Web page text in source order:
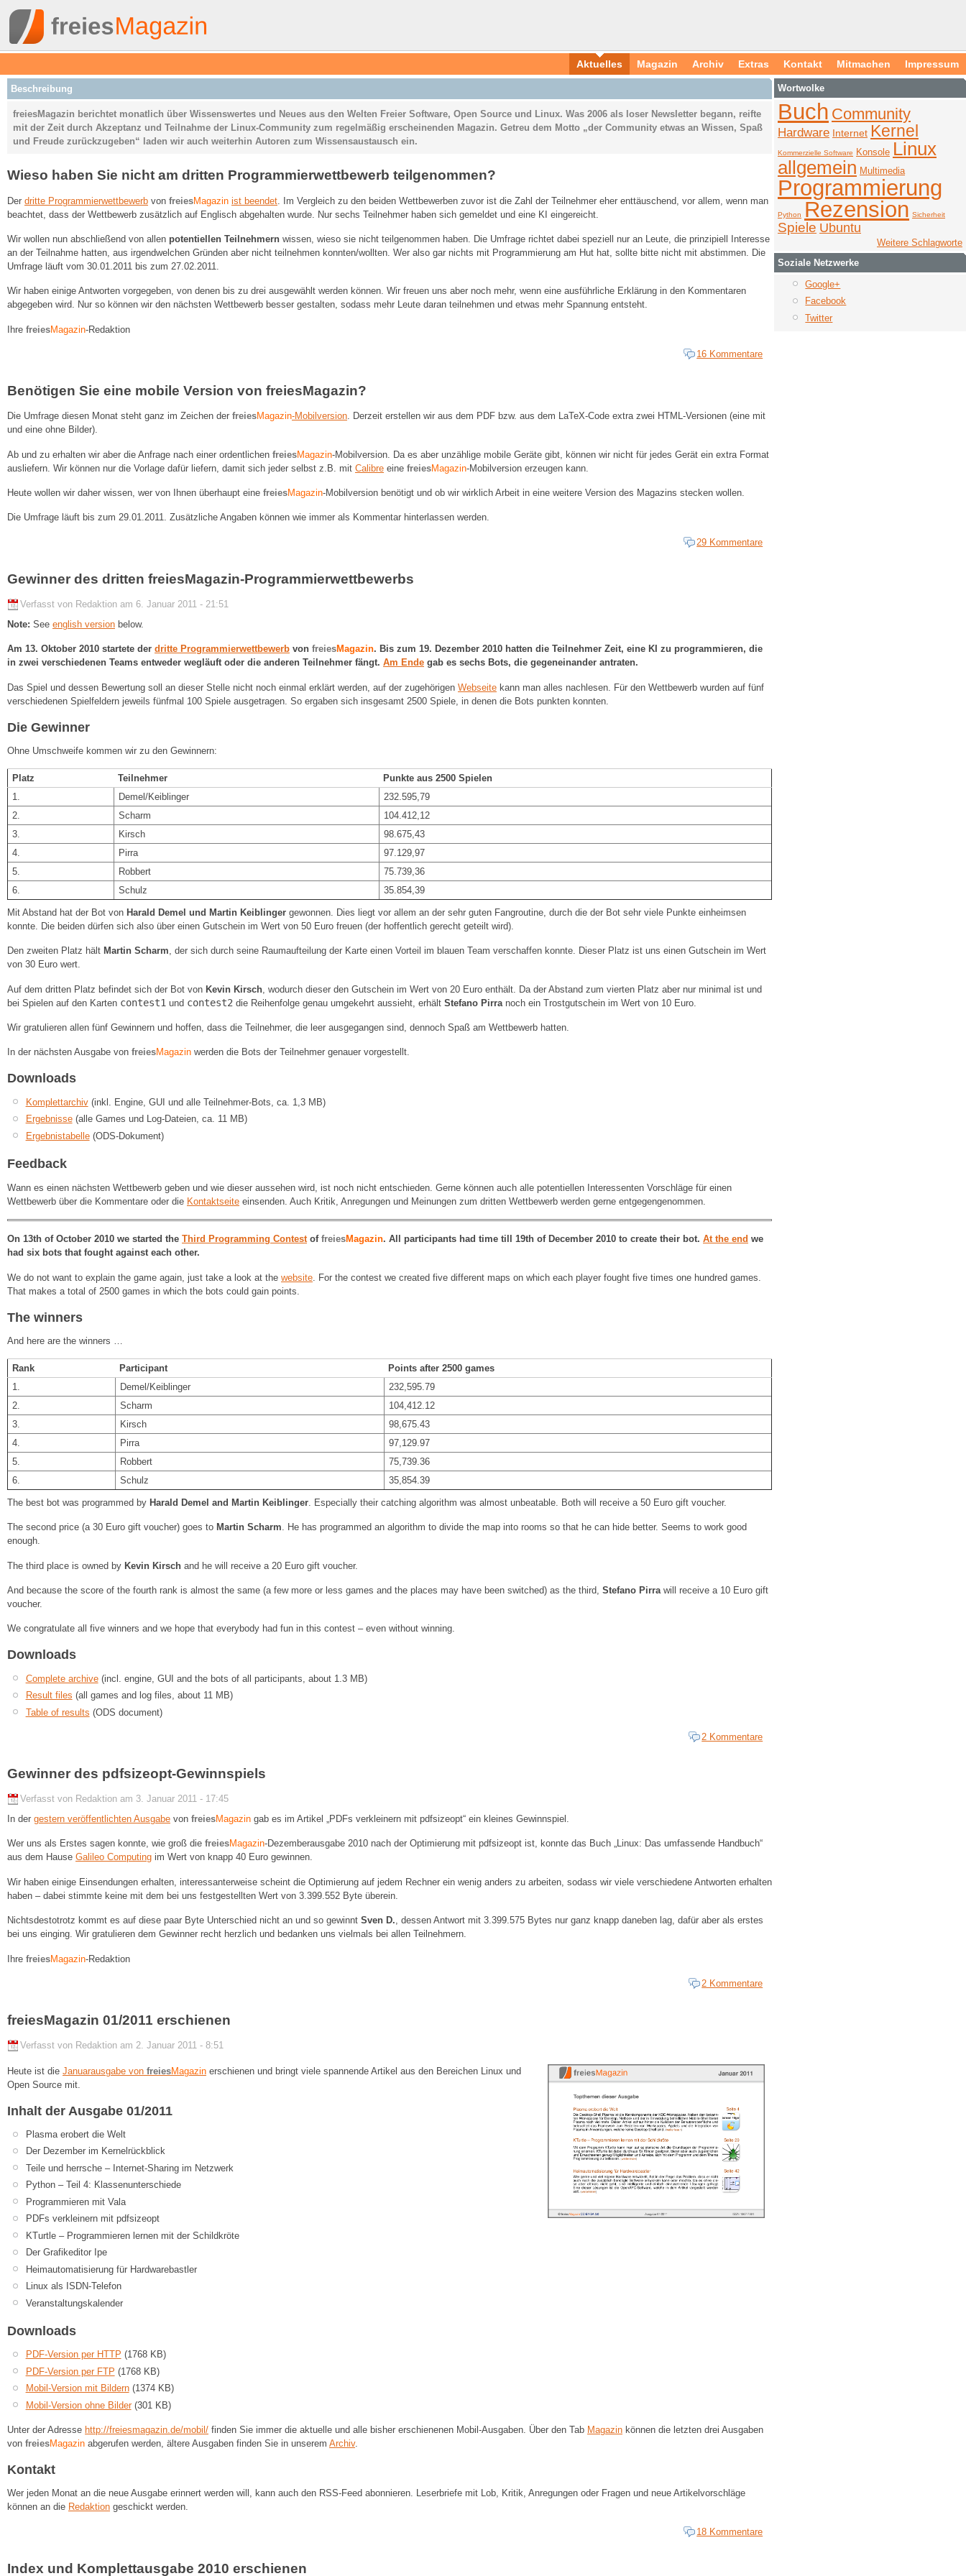
Aktuelles Magazin Archiv Extras Kontakt Mitmachen Impressum
Beschreibung
freiesMagazin berichtet monatlich über Wissenswertes und Neues aus den Welten Freier Software, Open Source und Linux. Was 2006 als loser Newsletter begann, reifte
mit der Zeit durch Akzeptanz und Teilnahme der Linux-Community zum regelmäßig erscheinenden Magazin. Getreu dem Motto „der Community etwas an Wissen, Spaß
und Freude zurückzugeben“ laden wir auch weiterhin Autoren zum Wissensaustausch ein.
Wieso haben Sie nicht am dritten Programmierwettbewerb teilgenommen?
Der dritte Programmierwettbewerb von freiesMagazin ist beendet . Im Vergleich zu den beiden Wettbewerben zuvor ist die Zahl der Teilnehmer eher enttäuschend, vor allem, wenn man
beachtet, dass der Wettbewerb zusätzlich auf Englisch abgehalten wurde. Nur sechs Teilnehmer haben sich gemeldet und eine KI eingereicht.
Wir wollen nun abschließend von allen potentiellen Teilnehmern wissen, wieso sie nicht teilgenommen haben. Die Umfrage richtet dabei speziell nur an Leute, die prinzipiell Interesse
an der Teilnahme hatten, aus irgendwelchen Gründen aber nicht teilnehmen konnten/wollten. Wer also gar nichts mit Programmierung am Hut hat, sollte bitte nicht mit abstimmen. Die
Umfrage läuft vom 30.01.2011 bis zum 27.02.2011.
Wir haben einige Antworten vorgegeben, von denen bis zu drei ausgewählt werden können. Wir freuen uns aber noch mehr, wenn eine ausführliche Erklärung in den Kommentaren
abgegeben wird. Nur so können wir den nächsten Wettbewerb besser gestalten, sodass mehr Leute daran teilnehmen und etwas mehr Spannung entsteht.
Ihre freiesMagazin-Redaktion
16 Kommentare
Benötigen Sie eine mobile Version von freiesMagazin?
Die Umfrage diesen Monat steht ganz im Zeichen der freiesMagazin-Mobilversion. Derzeit erstellen wir aus dem PDF bzw. aus dem LaTeX-Code extra zwei HTML-Versionen (eine mit
und eine ohne Bilder).
Ab und zu erhalten wir aber die Anfrage nach einer ordentlichen freiesMagazin-Mobilversion. Da es aber unzählige mobile Geräte gibt, können wir nicht für jedes Gerät ein extra Format
ausliefern. Wir können nur die Vorlage dafür liefern, damit sich jeder selbst z.B. mit Calibre eine freiesMagazin-Mobilversion erzeugen kann.
Heute wollen wir daher wissen, wer von Ihnen überhaupt eine freiesMagazin-Mobilversion benötigt und ob wir wirklich Arbeit in eine weitere Version des Magazins stecken wollen.
Die Umfrage läuft bis zum 29.01.2011. Zusätzliche Angaben können wie immer als Kommentar hinterlassen werden.
29 Kommentare
Gewinner des dritten freiesMagazin-Programmierwettbewerbs
Verfasst von Redaktion am 6. Januar 2011 - 21:51
Note: See english version below.
Am 13. Oktober 2010 startete der dritte Programmierwettbewerb von freiesMagazin. Bis zum 19. Dezember 2010 hatten die Teilnehmer Zeit, eine KI zu programmieren, die
in zwei verschiedenen Teams entweder wegläuft oder die anderen Teilnehmer fängt. Am Ende gab es sechs Bots, die gegeneinander antraten.
Das Spiel und dessen Bewertung soll an dieser Stelle nicht noch einmal erklärt werden, auf der zugehörigen Webseite kann man alles nachlesen. Für den Wettbewerb wurden auf fünf
verschiedenen Spielfeldern jeweils fünfmal 100 Spiele ausgetragen. So ergaben sich insgesamt 2500 Spiele, in denen die Bots punkten konnten.
Die Gewinner
Ohne Umschweife kommen wir zu den Gewinnern:
Platz Teilnehmer
Punkte aus 2500 Spielen
1.
Demel/Keiblinger
232.595,79
2.
Scharm
104.412,12
3.
Kirsch
98.675,43
4.
Pirra
97.129,97
5.
Robbert
75.739,36
6.
Schulz 35.854,39
Mit Abstand hat der Bot von Harald Demel und Martin Keiblinger gewonnen. Dies liegt vor allem an der sehr guten Fangroutine, durch die der Bot sehr viele Punkte einheimsen
konnte. Die beiden dürfen sich also über einen Gutschein im Wert von 50 Euro freuen (der hoffentlich gerecht geteilt wird).
Den zweiten Platz hält Martin Scharm, der sich durch seine Raumaufteilung der Karte einen Vorteil im blauen Team verschaffen konnte. Dieser Platz ist uns einen Gutschein im Wert
von 30 Euro wert.
Auf dem dritten Platz befindet sich der Bot von Kevin Kirsch , wodurch dieser den Gutschein im Wert von 20 Euro enthält. Da der Abstand zum vierten Platz aber nur minimal ist und
bei Spielen auf den Karten contest1 und contest2 die Reihenfolge genau umgekehrt aussieht, erhält Stefano Pirra noch ein Trostgutschein im Wert von 10 Euro.
Wir gratulieren allen fünf Gewinnern und hoffen, dass die Teilnehmer, die leer ausgegangen sind, dennoch Spaß am Wettbewerb hatten.
In der nächsten Ausgabe von freiesMagazin werden die Bots der Teilnehmer genauer vorgestellt.
Downloads
Komplettarchiv(inkl. Engine, GUI und alle Teilnehmer-Bots, ca. 1,3 MB)
Ergebnisse(alle Games und Log-Dateien, ca. 11 MB)
Ergebnistabelle(ODS-Dokument)
Feedback
Wann es einen nächsten Wettbewerb geben und wie dieser aussehen wird, ist noch nicht entschieden. Gerne können auch alle potentiellen Interessenten Vorschläge für einen
Wettbewerb über die Kommentare oder die Kontaktseite einsenden. Auch Kritik, Anregungen und Meinungen zum dritten Wettbewerb werden gerne entgegengenommen.
On 13th of October 2010 we started the Third Programming Contestof freiesMagazin. All participants had time till 19th of December 2010 to create their bot. At the end we
had six bots that fought against each other.
We do not want to explain the game again, just take a look at the website . For the contest we created five different maps on which each player fought five times one hundred games.
That makes a total of 2500 games in which the bots could gain points.
The winners
And here are the winners …
Rank Participant
Points after 2500 games
1.
Demel/Keiblinger
232,595.79
2.
Scharm
104,412.12
3.
Kirsch
98,675.43
4.
Pirra
97,129.97
5.
Robbert
75,739.36
6.
Schulz 35,854.39
The best bot was programmed by Harald Demel and Martin Keiblinger. Especially their catching algorithm was almost unbeatable. Both will receive a 50 Euro gift voucher.
The second price (a 30 Euro gift voucher) goes to Martin Scharm. He has programmed an algorithm to divide the map into rooms so that he can hide better. Seems to work good
enough.
The third place is owned by Kevin Kirsch and he will receive a 20 Euro gift voucher.
And because the score of the fourth rank is almost the same (a few more or less games and the places may have been switched) as the third, Stefano Pirrawill receive a 10 Euro gift
voucher.
We congratulate all five winners and we hope that everybody had fun in this contest – even without winning.
Downloads
Complete archive(incl. engine, GUI and the bots of all participants, about 1.3 MB)
Result files (all games and log files, about 11 MB)
Table of results (ODS document)
2 Kommentare
Gewinner des pdfsizeopt-Gewinnspiels
Verfasst von Redaktion am 3. Januar 2011 - 17:45
In der gestern veröffentlichten Ausgabe von freiesMagazin gab es im Artikel „PDFs verkleinern mit pdfsizeopt“ ein kleines Gewinnspiel.
Wer uns als Erstes sagen konnte, wie groß die freiesMagazin-Dezemberausgabe 2010 nach der Optimierung mit pdfsizeopt ist, konnte das Buch „Linux: Das umfassende Handbuch“
aus dem Hause Galileo Computing im Wert von knapp 40 Euro gewinnen.
Wir haben einige Einsendungen erhalten, interessanterweise scheint die Optimierung auf jedem Rechner ein wenig anders zu arbeiten, sodass wir viele verschiedene Antworten erhalten
haben – dabei stimmte keine mit dem bei uns festgestellten Wert von 3.399.552 Byte überein.
Nichtsdestotrotz kommt es auf diese paar Byte Unterschied nicht an und so gewinnt Sven D., dessen Antwort mit 3.399.575 Bytes nur ganz knapp daneben lag, dafür aber als erstes
bei uns einging. Wir gratulieren dem Gewinner recht herzlich und bedanken uns vielmals bei allen Teilnehmern.
Ihre freiesMagazin-Redaktion
2 Kommentare
freiesMagazin 01/2011 erschienen
Verfasst von Redaktion am 2. Januar 2011 - 8:51
Heute ist die Januarausgabe von freiesMagazin erschienen und bringt viele spannende Artikel aus den Bereichen Linux und
Open Source mit.
Inhalt der Ausgabe 01/2011
Plasma erobert die Welt
Der Dezember im Kernelrückblick
Teile und herrsche – Internet-Sharing im Netzwerk
Python – Teil 4: Klassenunterschiede
Programmieren mit Vala
PDFs verkleinern mit pdfsizeopt
KTurtle – Programmieren lernen mit der Schildkröte
Der Grafikeditor Ipe
Heimautomatisierung für Hardwarebastler
Linux als ISDN-Telefon
Veranstaltungskalender
Downloads
PDF-Version per HTTP (1768 KB)
PDF-Version per FTP (1768 KB)
Mobil-Version mit Bildern(1374 KB)
Mobil-Version ohne Bilder(301 KB)
Unter der Adresse http://freiesmagazin.de/mobil/ finden Sie immer die aktuelle und alle bisher erschienenen Mobil-Ausgaben. Über den Tab Magazin können die letzten drei Ausgaben
von freiesMagazin abgerufen werden, ältere Ausgaben finden Sie in unserem Archiv.
Kontakt
Wer jeden Monat an die neue Ausgabe erinnert werden will, kann auch den RSS-Feed abonnieren. Leserbriefe mit Lob, Kritik, Anregungen oder Fragen und neue Artikelvorschläge
können an die Redaktion geschickt werden.
18 Kommentare
Index und Komplettausgabe 2010 erschienen
Wortwolke
Buch Community
Hardware Internet Kernel
Kommerzielle Software Konsole Linux
allgemein Multimedia
Programmierung
Python Rezension Sicherheit
Spiele Ubuntu
Weitere Schlagworte
Soziale Netzwerke
Google+
Facebook
Twitter